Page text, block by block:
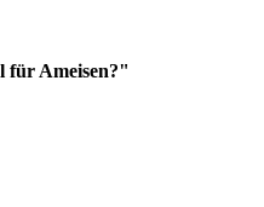
für Ameisen?"